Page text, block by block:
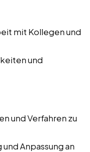
mit Kollegen und
und
und Verfahren zu
Anpassung an